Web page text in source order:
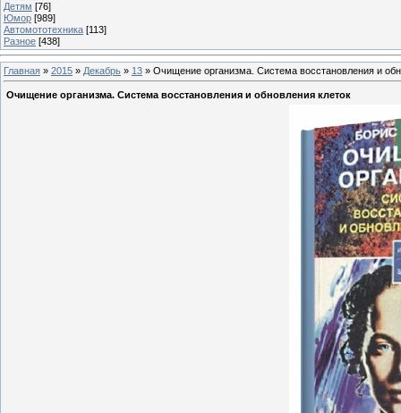
Детям [76]
Юмор [989]
Автомототехника [113]
Разное [438]
Главная » 2015 » Декабрь » 13 » Очищение организма. Система восстановления и
Очищение организма. Система восстановления и обновления клеток